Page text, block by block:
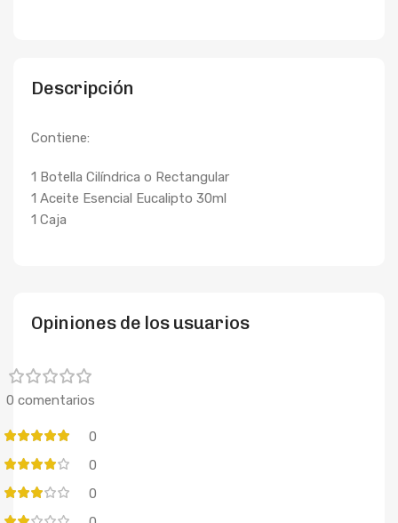
Descripción
Contiene:
1 Botella Cilíndrica o Rectangular
1 Aceite Esencial Eucalipto 30ml
1 Caja
Opiniones de los usuarios
0 comentarios
0
0
0